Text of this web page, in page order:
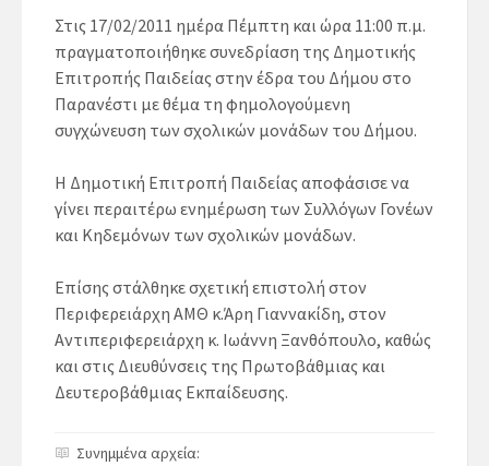
Στις 17/02/2011 ημέρα Πέμπτη και ώρα 11:00 π.μ.
πραγματοποιήθηκε συνεδρίαση της Δημοτικής
Επιτροπής Παιδείας στην έδρα του Δήμου στο
Παρανέστι με θέμα τη φημολογούμενη
συγχώνευση των σχολικών μονάδων του Δήμου.
Η Δημοτική Επιτροπή Παιδείας αποφάσισε να
γίνει περαιτέρω ενημέρωση των Συλλόγων Γονέων
και Κηδεμόνων των σχολικών μονάδων.
Επίσης στάλθηκε σχετική επιστολή στον
Περιφερειάρχη ΑΜΘ κ.Άρη Γιαννακίδη, στον
Αντιπεριφερειάρχη κ. Ιωάννη Ξανθόπουλο, καθώς
και στις Διευθύνσεις της Πρωτοβάθμιας και
Δευτεροβάθμιας Εκπαίδευσης.
Συνημμένα αρχεία: